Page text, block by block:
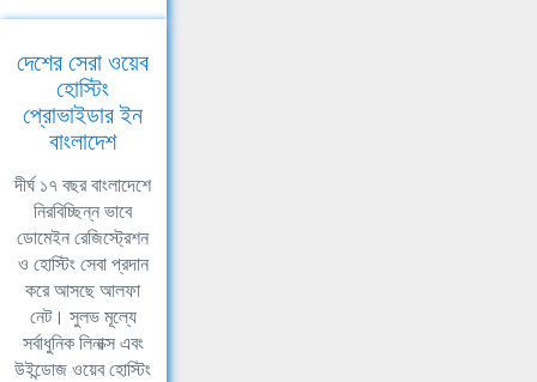
দেশের সেরা ওয়েব
হোস্টিং
প্রোভাইডার ইন
বাংলাদেশ
দীর্ঘ ১৭ বছর বাংলাদেশে
নিরবিচ্ছিন্ন ভাবে
ডোমেইন রেজিস্ট্রেশন
ও হোস্টিং সেবা প্রদান
করে আসছে আলফা
নেট। সুলভ মূল্যে
সর্বাধুনিক লিনাক্স এবং
উইন্ডোজ ওয়েব হোস্টিং